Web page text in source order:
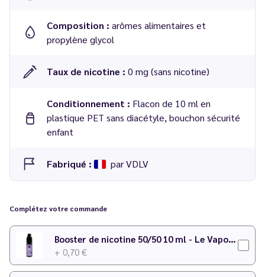
Composition : arômes alimentaires et
propylène glycol
Taux de nicotine : 0 mg (sans nicotine)
Conditionnement : Flacon de 10 ml en
plastique PET sans diacétyle, bouchon sécurité
enfant
Fabriqué : par VDLV
Temps de maturation
Pour plus de détails sur le dosage, consultez notrecalculateur
Complétez votre commande
Booster de nicotine 50/50 10 ml - Le Vapoteur Discount
+ 0,70 €